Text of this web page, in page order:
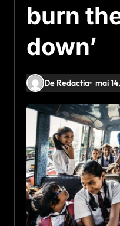
burn
down’
De Redactia mai